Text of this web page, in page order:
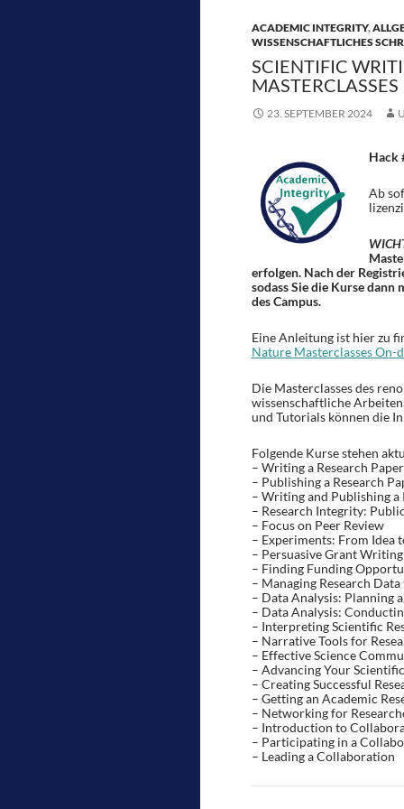
ACADEMIC INTEGRITY,
WISSENSCHAFTLICHES
SCIENTIFIC
MASTERCLASSES
23. SEPTEMBER 2024
Hack
Ab
erfolgen. Nach der
sodass Sie die Kurse
des Campus.
Eine Anleitung ist hier zu
Nature Masterclasses On-
Die Masterclasses des
wissenschaftliche
und Tutorials können die
Folgende Kurse stehen
– Writing a Research
– Publishing a Research
– Writing and Publishing a
– Research Integrity:
– Focus on Peer Review
– Experiments: From Idea
– Persuasive Grant Writing
– Finding Funding
– Managing Research
– Data Analysis: Planning
– Data Analysis:
– Interpreting Scientific
– Narrative Tools for
– Effective Science
– Advancing Your
– Creating Successful
– Getting an Academic
– Networking for
– Introduction to
– Participating in a
– Leading a Collaboration